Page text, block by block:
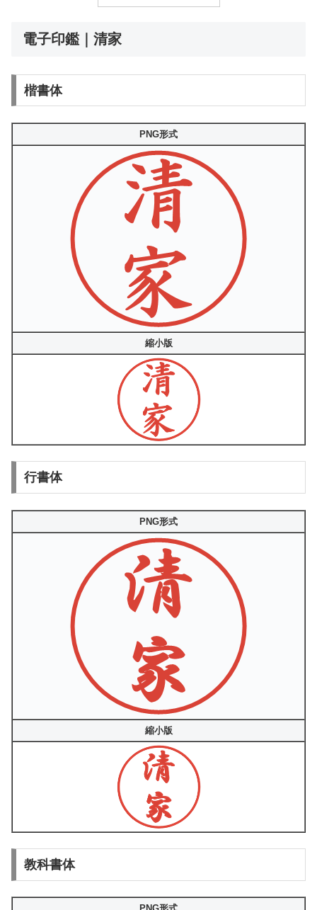
電子印鑑｜清家
楷書体
PNG形式
縮小版
行書体
PNG形式
縮小版
教科書体